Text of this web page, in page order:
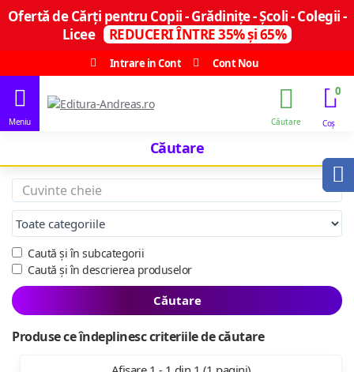
Ofertă de Cărți pentru Copii - Grădinițe - Școli - Colegii -
Licee
REDUCERI ÎNTRE 35% și 65%
Intrare in Cont
Cont Nou
0
Căutare
Caută și în subcategorii
Caută și în descrierea produselor
Căutare
Produse ce îndeplinesc criteriile de căutare